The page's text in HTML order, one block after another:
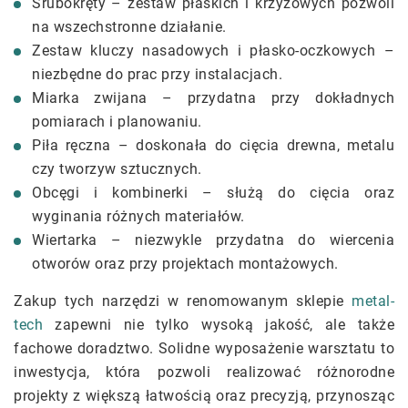
Śrubokręty – zestaw płaskich i krzyżowych pozwoli
na wszechstronne działanie.
Zestaw kluczy nasadowych i płasko-oczkowych –
niezbędne do prac przy instalacjach.
Miarka zwijana – przydatna przy dokładnych
pomiarach i planowaniu.
Piła ręczna – doskonała do cięcia drewna, metalu
czy tworzyw sztucznych.
Obcęgi i kombinerki – służą do cięcia oraz
wyginania różnych materiałów.
Wiertarka – niezwykle przydatna do wiercenia
otworów oraz przy projektach montażowych.
Zakup tych narzędzi w renomowanym sklepie metal-
tech zapewni nie tylko wysoką jakość, ale także
fachowe doradztwo. Solidne wyposażenie warsztatu to
inwestycja, która pozwoli realizować różnorodne
projekty z większą łatwością oraz precyzją, przynosząc